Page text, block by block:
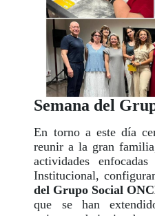
Semana del
En torno a este día
reunir a la gran
actividades
Institucional,
del Grupo Social
que se han